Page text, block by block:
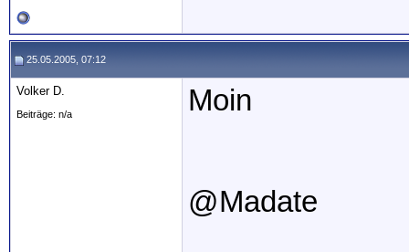
25.05.2005, 07:12
Volker D.
Beiträge: n/a Moin
@Madate